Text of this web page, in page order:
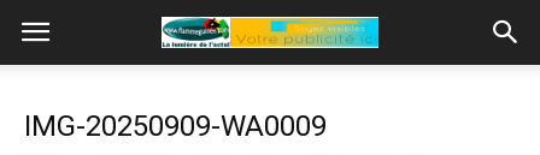
IMG-20250909-WA0009